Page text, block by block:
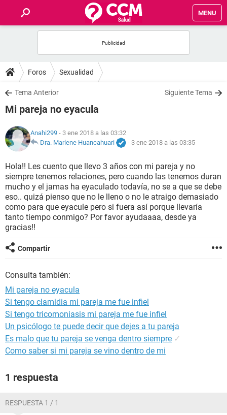
MENU
FOROS
SALUD
FAMILIA
NUTRICIÓN
BIENESTAR
SEXUALIDAD
GLOSARIO
Foros Sexualidad
Tema Anterior Siguiente Tema
Mi pareja no eyacula
Anahi299 - 3 ene 2018 a las 03:32
Dra. Marlene Huancahuari
- 3 ene 2018 a las 03:35
Hola!! Les cuento que llevo 3 años con mi pareja y no
siempre tenemos relaciones, pero cuando las tenemos duran
mucho y el jamas ha eyaculado todavía, no se a que se debe
eso.. quizá pienso que no le lleno o no le atraigo demasiado
como para que eyacule pero si fuera así porque llevaría
tanto tiempo conmigo? Por favor ayudaaaa, desde ya
gracias!!
Compartir
Consulta también:
Mi pareja no eyacula
Si tengo clamidia mi pareja me fue infiel
Si tengo tricomoniasis mi pareja me fue infiel
Un psicólogo te puede decir que dejes a tu pareja
Es malo que tu pareja se venga dentro siempre ✓
Como saber si mi pareja se vino dentro de mi
1 respuesta
RESPUESTA 1 / 1